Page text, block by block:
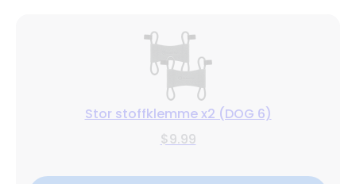
Stor stoffklemme x2 (DOG 6)
$9.99